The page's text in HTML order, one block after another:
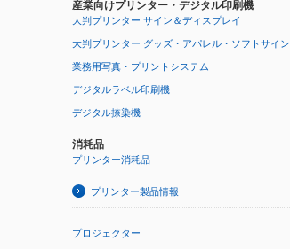
産業向けプリンター・デジタル印刷機
大判プリンター サイン＆ディスプレイ
大判プリンター グッズ・アパレル・ソフトサイン
業務用写真・プリントシステム
デジタルラベル印刷機
デジタル捺染機
消耗品
プリンター消耗品
プリンター製品情報
プロジェクター